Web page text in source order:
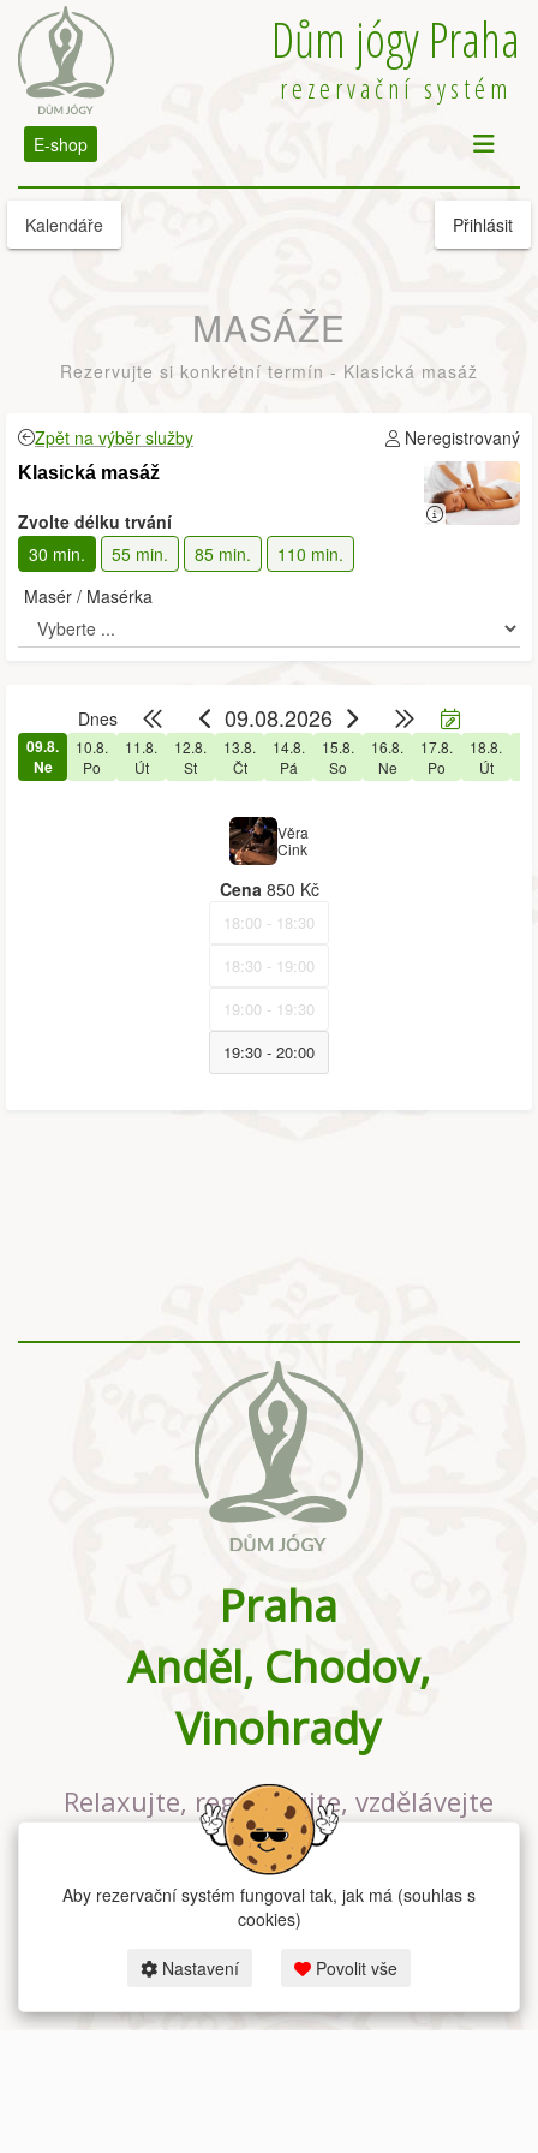
Dům jógy Praha
rezervační systém
E-shop
Kalendáře Přihlásit
MASÁŽE
Rezervujte si konkrétní termín - Klasická masáž
Zpět na výběr služby Neregistrovaný
Klasická masáž
Zvolte délku trvání
30 min.
55 min. 85 min.
110 min.
Masér / Masérka
Dnes 09.08.2026
09.8.
Ne
10.8.
Po
11.8.
Út
12.8.
St
13.8.
Čt
14.8.
Pá
15.8.
So
16.8.
Ne
17.8.
Po
18.8.
Út
Věra
Cink
Cena850 Kč
18:00 - 18:30
18:30 - 19:00
19:00 - 19:30
19:30 - 20:00
Praha
Anděl, Chodov,
Vinohrady
Relaxujte, regenerujte, vzdělávejte
se v největším jógovém studiu v
Praze
Aby rezervační systém fungoval tak, jak má (souhlas s
cookies)
Nastavení Povolit vše